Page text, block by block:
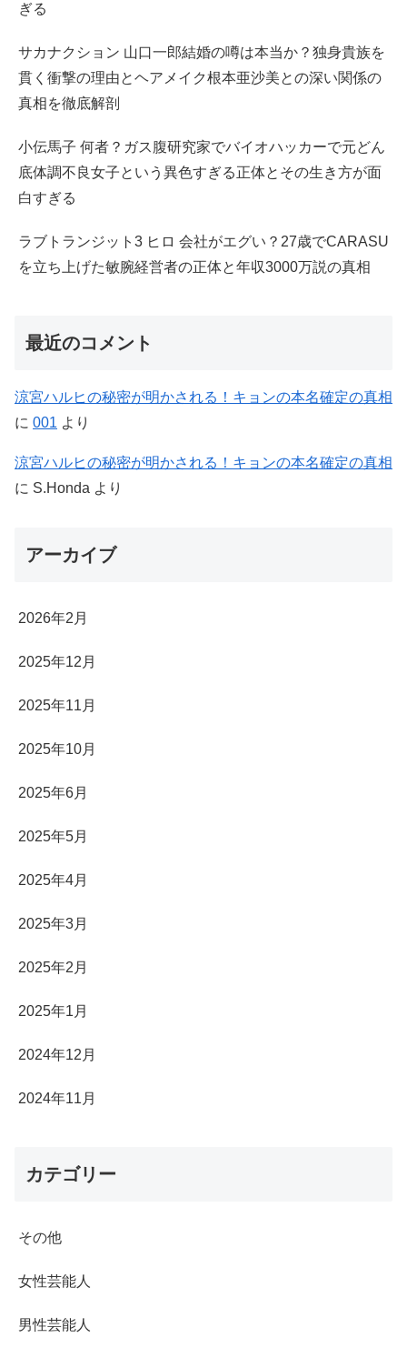
ぎる
サカナクション 山口一郎結婚の噂は本当か？独身貴族を
貫く衝撃の理由とヘアメイク根本亜沙美との深い関係の
真相を徹底解剖
小伝馬子 何者？ガス腹研究家でバイオハッカーで元どん
底体調不良女子という異色すぎる正体とその生き方が面
白すぎる
ラブトランジット3 ヒロ 会社がエグい？27歳でCARASU
を立ち上げた敏腕経営者の正体と年収3000万説の真相
最近のコメント
涼宮ハルヒの秘密が明かされる！キョンの本名確定の真相
に 001 より
涼宮ハルヒの秘密が明かされる！キョンの本名確定の真相
に S.Honda より
アーカイブ
2026年2月
2025年12月
2025年11月
2025年10月
2025年6月
2025年5月
2025年4月
2025年3月
2025年2月
2025年1月
2024年12月
2024年11月
カテゴリー
その他
女性芸能人
男性芸能人